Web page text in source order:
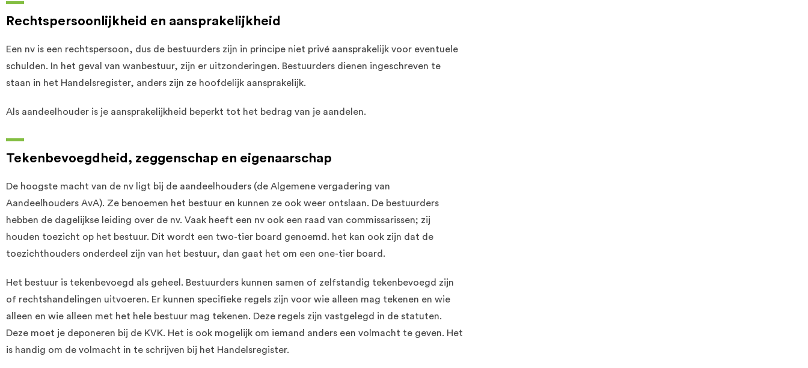
Rechtspersoonlijkheid en aansprakelijkheid
Een nv is een rechtspersoon, dus de bestuurders zijn in principe niet privé aansprakelijk voor eventuele
schulden. In het geval van wanbestuur, zijn er uitzonderingen. Bestuurders dienen ingeschreven te
staan in het Handelsregister, anders zijn ze hoofdelijk aansprakelijk.
Als aandeelhouder is je aansprakelijkheid beperkt tot het bedrag van je aandelen.
Tekenbevoegdheid, zeggenschap en eigenaarschap
De hoogste macht van de nv ligt bij de aandeelhouders (de Algemene vergadering van
Aandeelhouders AvA). Ze benoemen het bestuur en kunnen ze ook weer ontslaan. De bestuurders
hebben de dagelijkse leiding over de nv. Vaak heeft een nv ook een raad van commissarissen; zij
houden toezicht op het bestuur. Dit wordt een two-tier board genoemd. het kan ook zijn dat de
toezichthouders onderdeel zijn van het bestuur, dan gaat het om een one-tier board.
Het bestuur is tekenbevoegd als geheel. Bestuurders kunnen samen of zelfstandig tekenbevoegd zijn
of rechtshandelingen uitvoeren. Er kunnen specifieke regels zijn voor wie alleen mag tekenen en wie
alleen en wie alleen met het hele bestuur mag tekenen. Deze regels zijn vastgelegd in de statuten.
Deze moet je deponeren bij de KVK. Het is ook mogelijk om iemand anders een volmacht te geven. Het
is handig om de volmacht in te schrijven bij het Handelsregister.